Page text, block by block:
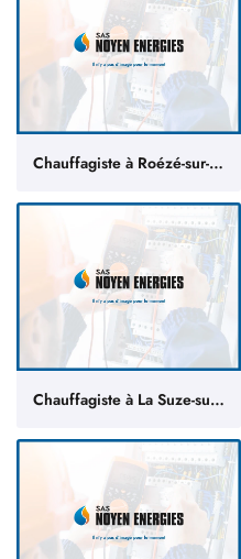
Chauffagiste à Roézé-sur-Sarthe
Chauffagiste à La Suze-sur-Sarthe